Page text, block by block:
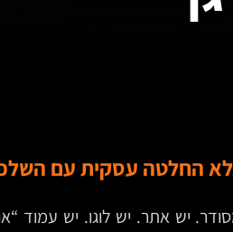
החלטה עסקית עם
יש אתר. יש לוגו. יש עמוד